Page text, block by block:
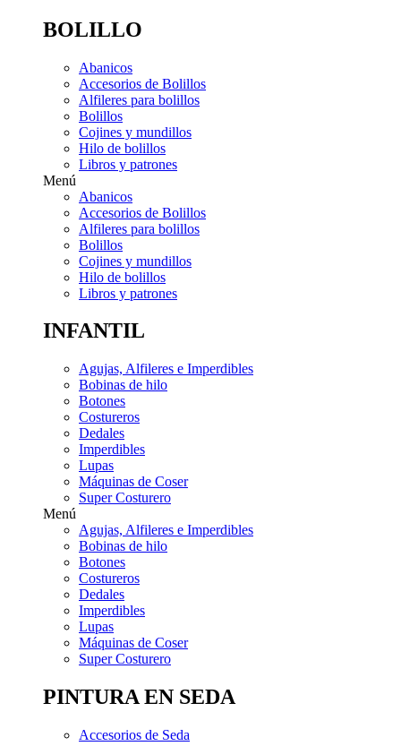
BOLILLO
Abanicos
Accesorios de Bolillos
Alfileres para bolillos
Bolillos
Cojines y mundillos
Hilo de bolillos
Libros y patrones
Menú
Abanicos
Accesorios de Bolillos
Alfileres para bolillos
Bolillos
Cojines y mundillos
Hilo de bolillos
Libros y patrones
INFANTIL
Agujas, Alfileres e Imperdibles
Bobinas de hilo
Botones
Costureros
Dedales
Imperdibles
Lupas
Máquinas de Coser
Super Costurero
Menú
Agujas, Alfileres e Imperdibles
Bobinas de hilo
Botones
Costureros
Dedales
Imperdibles
Lupas
Máquinas de Coser
Super Costurero
PINTURA EN SEDA
Accesorios de Seda